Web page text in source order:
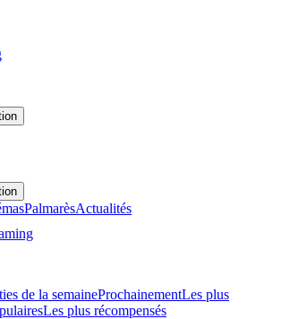
PalmarèsActualités
de la semaineProchainementLes plus
Les plus récompensés